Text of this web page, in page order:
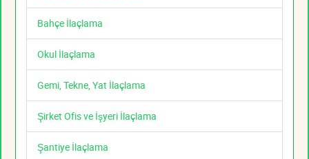
Bahçe İlaçlama
Okul İlaçlama
Gemi, Tekne, Yat İlaçlama
Şirket Ofis ve İşyeri İlaçlama
Şantiye İlaçlama